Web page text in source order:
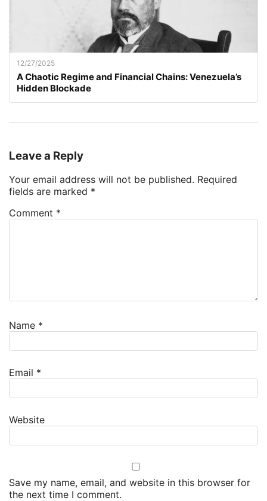
12/27/2025
A Chaotic Regime and Financial Chains: Venezuela’s
Hidden Blockade
Leave a Reply
Your email address will not be published. Required
fields are marked *
Comment *
Name *
Email *
Website
Save my name, email, and website in this browser for
the next time I comment.